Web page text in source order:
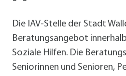
Die IAV-Stelle der Stadt
Beratungsangebot
Soziale Hilfen. Die
Seniorinnen und Senioren,